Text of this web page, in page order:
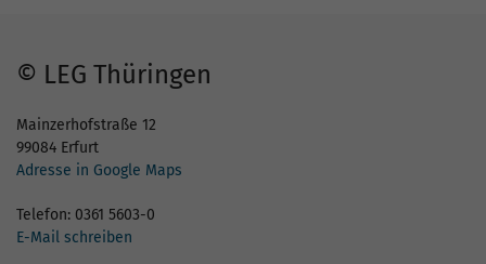
© LEG Thüringen
Mainzerhofstraße 12
99084 Erfurt
Adresse in Google Maps
Telefon: 0361 5603-0
E-Mail schreiben